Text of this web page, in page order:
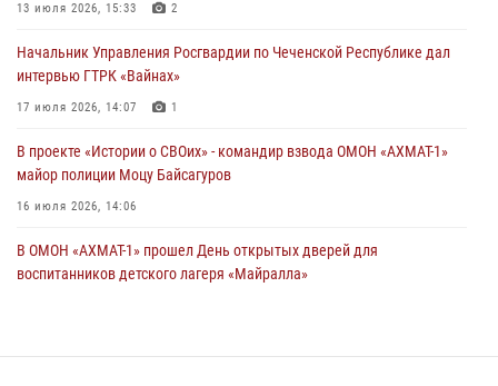
Начальник Управления Росгвардии по Чеченской Республике дал
17 июля 2026, 14:07
13 июля 2026, 15:33 2
Начальник Управления Росгвардии по Чеченской Республике дал
интервью ГТРК «Вайнах»
17 июля 2026, 14:07 1
В проекте «Истории о СВОих» - командир взвода ОМОН «АХМАТ-1»
майор полиции Моцу Байсагуров
16 июля 2026, 14:06
В ОМОН «АХМАТ-1» прошел День открытых дверей для
воспитанников детского лагеря «Майралла»